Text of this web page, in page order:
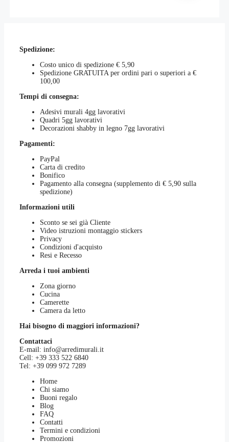
scelte
nella
Spedizione:
Costo unico di spedizione € 5,90
Spedizione GRATUITA per ordini pari o superiori a €
100,00
Tempi di consegna:
Adesivi murali 4gg lavorativi
Quadri 5gg lavorativi
Decorazioni shabby in legno 7gg lavorativi
Pagamenti:
PayPal
Carta di credito
Bonifico
Pagamento alla consegna (supplemento di € 5,90 sulla
spedizione)
Informazioni utili
Sconto se sei già Cliente
Video istruzioni montaggio stickers
Privacy
Condizioni d'acquisto
Resi e Recesso
Arreda i tuoi ambienti
Zona giorno
Cucina
Camerette
Camera da letto
Hai bisogno di maggiori informazioni?
Contattaci
E-mail: info@arredimurali.it
Cell: +39 333 522 6840
Tel: +39 099 972 7289
Home
Chi siamo
Buoni regalo
Blog
FAQ
Contatti
Termini e condizioni
Promozioni